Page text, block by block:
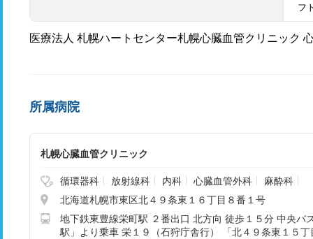
フ
医療法人 札幌ハートセンター札幌心臓血管クリニック
所属病院
札幌心臓血管クリニック
循環器科 放射線科 内科 心臓血管外科
麻酔科
北海道札幌市東区北４９条東１６丁目８番１号
地下鉄東豊線栄町駅 ２番出口 北方向 徒歩１５分 中央バ
駅」より乗車 栄１９（石狩庁舎行） 「北４９条東１５